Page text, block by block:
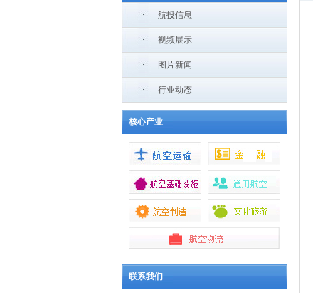
航投信息
视频展示
图片新闻
行业动态
核心产业
联系我们